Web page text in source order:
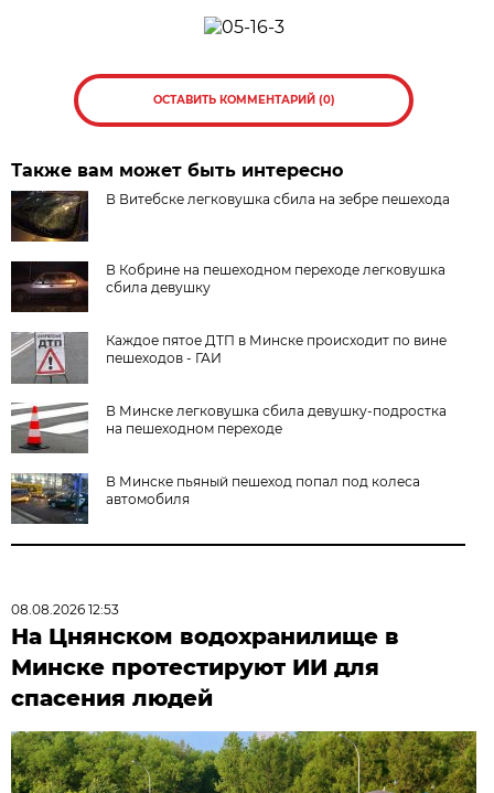
ОСТАВИТЬ КОММЕНТАРИЙ (0)
Также вам может быть интересно
В Витебске легковушка сбила на зебре пешехода
В Кобрине на пешеходном переходе легковушка
сбила девушку
Каждое пятое ДТП в Минске происходит по вине
пешеходов - ГАИ
В Минске легковушка сбила девушку-подростка
на пешеходном переходе
В Минске пьяный пешеход попал под колеса
автомобиля
08.08.2026 12:53
На Цнянском водохранилище в
Минске протестируют ИИ для
спасения людей